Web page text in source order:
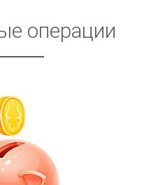
операции